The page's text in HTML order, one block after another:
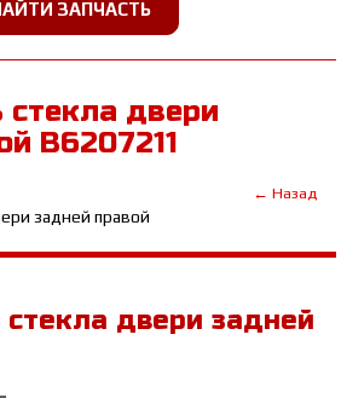
стекла двери
B6207211
задней правой
← Назад
двери задней